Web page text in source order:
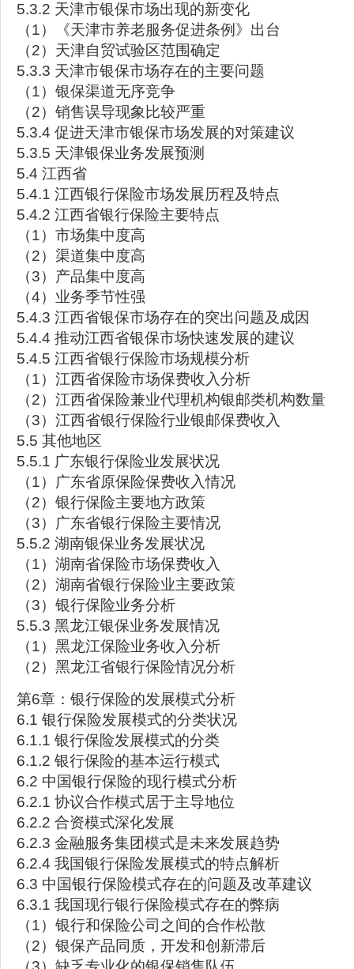
5.3.2 天津市银保市场出现的新变化
（1）《天津市养老服务促进条例》出台
（2）天津自贸试验区范围确定
5.3.3 天津市银保市场存在的主要问题
（1）银保渠道无序竞争
（2）销售误导现象比较严重
5.3.4 促进天津市银保市场发展的对策建议
5.3.5 天津银保业务发展预测
5.4 江西省
5.4.1 江西银行保险市场发展历程及特点
5.4.2 江西省银行保险主要特点
（1）市场集中度高
（2）渠道集中度高
（3）产品集中度高
（4）业务季节性强
5.4.3 江西省银保市场存在的突出问题及成因
5.4.4 推动江西省银保市场快速发展的建议
5.4.5 江西省银行保险市场规模分析
（1）江西省保险市场保费收入分析
（2）江西省保险兼业代理机构银邮类机构数量
（3）江西省银行保险行业银邮保费收入
5.5 其他地区
5.5.1 广东银行保险业发展状况
（1）广东省原保险保费收入情况
（2）银行保险主要地方政策
（3）广东省银行保险主要情况
5.5.2 湖南银保业务发展状况
（1）湖南省保险市场保费收入
（2）湖南省银行保险业主要政策
（3）银行保险业务分析
5.5.3 黑龙江银保业务发展情况
（1）黑龙江保险业务收入分析
（2）黑龙江省银行保险情况分析
第6章：银行保险的发展模式分析
6.1 银行保险发展模式的分类状况
6.1.1 银行保险发展模式的分类
6.1.2 银行保险的基本运行模式
6.2 中国银行保险的现行模式分析
6.2.1 协议合作模式居于主导地位
6.2.2 合资模式深化发展
6.2.3 金融服务集团模式是未来发展趋势
6.2.4 我国银行保险发展模式的特点解析
6.3 中国银行保险模式存在的问题及改革建议
6.3.1 我国现行银行保险模式存在的弊病
（1）银行和保险公司之间的合作松散
（2）银保产品同质，开发和创新滞后